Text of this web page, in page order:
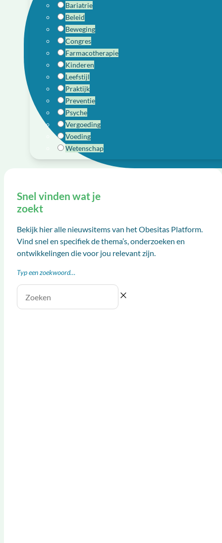
Bariatrie
Beleid
Beweging
Congres
Farmacotherapie
Kinderen
Leefstijl
Praktijk
Preventie
Psyche
Vergoeding
Voeding
Wetenschap
Snel vinden wat je
zoekt
Bekijk hier alle nieuwsitems van het Obesitas Platform.
Vind snel en specifiek de thema’s, onderzoeken en
ontwikkelingen die voor jou relevant zijn.
Typ een zoekwoord…